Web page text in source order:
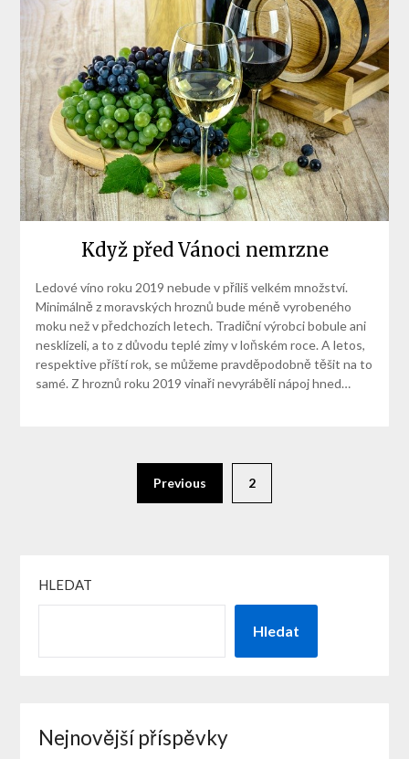
Když před Vánoci nemrzne
Ledové víno roku 2019 nebude v příliš velkém množství.
Minimálně z moravských hroznů bude méně vyrobeného
moku než v předchozích letech. Tradiční výrobci bobule ani
nesklízeli, a to z důvodu teplé zimy v loňském roce. A letos,
respektive příští rok, se můžeme pravděpodobně těšit na to
samé. Z hroznů roku 2019 vinaři nevyráběli nápoj hned…
Previous 2
HLEDAT
Hledat
Nejnovější příspěvky